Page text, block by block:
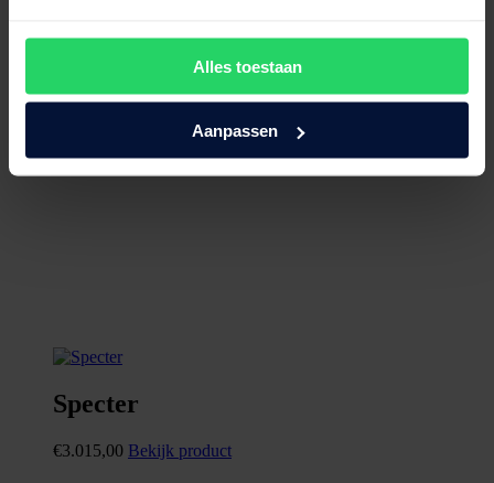
Alles toestaan
Aanpassen
Specter
€3.015,00 Bekijk product